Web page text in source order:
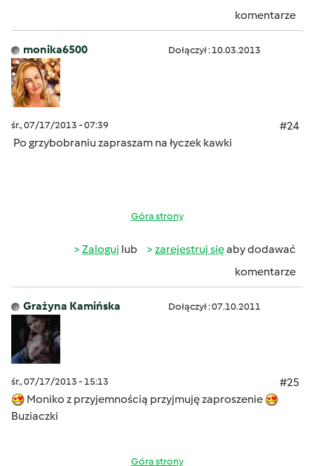
komentarze
monika6500 Dołączył : 10.03.2013
śr., 07/17/2013 - 07:39
#24
Po grzybobraniu zapraszam na łyczek kawki
Góra strony
Zaloguj lub zarejestruj sięaby dodawać
komentarze
Grażyna Kamińska Dołączył : 07.10.2011
śr., 07/17/2013 - 15:13
#25
Moniko z przyjemnością przyjmuję zaproszenie
Buziaczki
Góra strony